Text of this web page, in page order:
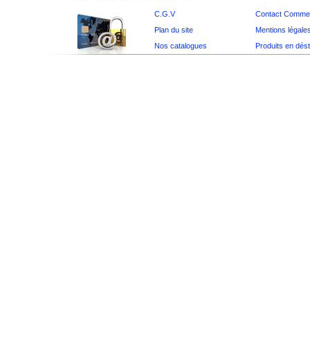
C.G.V
Contact
Plan du site
Mentions
Nos catalogues
Produits en